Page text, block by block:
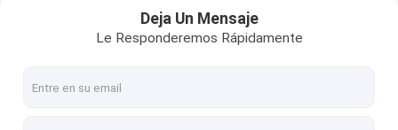
Inversor de la bomba de la piscina
Inversor de la impulsión de la frecuencia
Deja Un Mensaje
Le Responderemos Rápidamente